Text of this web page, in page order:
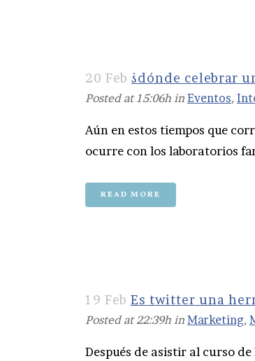
20 Feb ¿dónde celebrar
Posted at 15:06h in Eventos,
Aún en estos tiempos que
ocurre con los laboratorios
READ MORE
19 Feb Es twitter una
Posted at 22:39h in Marketing,
Después de asistir al curso